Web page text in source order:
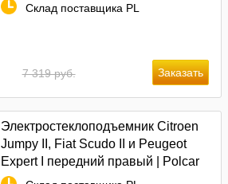
Склад поставщика PL
7 319 руб.
Электростеклоподъемник Citroen
Jumpy II, Fiat Scudo II и Peugeot
Expert I передний правый | Polcar